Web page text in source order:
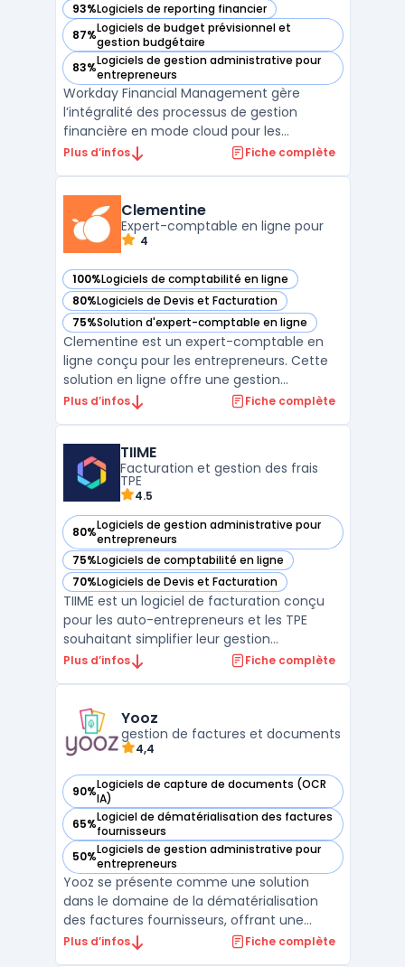
93%Logiciels de reporting financier
— voir Workday Financial Management dans cette
87%Logiciels de budget prévisionnel et
gestion budgétaire
— voir Workday Financial Management dans cette
83%Logiciels de gestion administrative pour
entrepreneurs
— voir Workday Financial Management dans cette
Workday Financial Management gère
l’intégralité des processus de gestion
financière en mode cloud pour les
entreprises de taille moyenne, les ETI et les
de trésorerie et à l’analyse des données. Les
équipes dis ...
Plus d’infos Fiche complète
Clementine
Expert-comptable en ligne pour
4
100%Logiciels de comptabilité en ligne
— voir Clementine dans cette catégorie
80%Logiciels de Devis et Facturation
— voir Clementine dans cette catégorie
75%Solution d'expert-comptable en ligne
— voir Clementine dans cette catégorie
Clementine est un expert-comptable en
ligne conçu pour les entrepreneurs. Cette
solution en ligne offre une gestion
comptable simplifiée, permettant la
la création de bilans comptables certifiés.
Fort de plus de ...
Plus d’infos Fiche complète
TIIME
Facturation et gestion des frais
TPE
4.5
80%Logiciels de gestion administrative pour
entrepreneurs
— voir TIIME dans cette catégorie
75%Logiciels de comptabilité en ligne
— voir TIIME dans cette catégorie
70%Logiciels de Devis et Facturation
— voir TIIME dans cette catégorie
TIIME est un logiciel de facturation conçu
pour les auto-entrepreneurs et les TPE
souhaitant simplifier leur gestion
administrative. Cette solution permet de
conformité légale des documents émis.
Grâce à son interface intui ...
Plus d’infos Fiche complète
Yooz
gestion de factures et documents
4,4
90%Logiciels de capture de documents (OCR
IA)
— voir Yooz dans cette catégorie
65%Logiciel de dématérialisation des factures
fournisseurs
— voir Yooz dans cette catégorie
50%Logiciels de gestion administrative pour
entrepreneurs
— voir Yooz dans cette catégorie
Yooz se présente comme une solution
dans le domaine de la dématérialisation
des factures fournisseurs, offrant une
intégration fluide avec divers systèmes ERP.
Plus d’infos Fiche complète